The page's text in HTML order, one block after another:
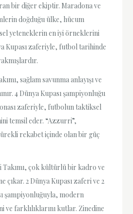
bir diğer ekiptir. Maradona ve
doğduğu ülke, hücum
yeteneklerin en iyi örneklerini
Kupası zaferiyle, futbol tarihinde
sağlam savunma anlayışı ve
4 Dünya Kupası şampiyonluğu
zaferiyle, futbolun taktiksel
temsil eder. “Azzurri”,
rekabet içinde olan bir güç
Takımı, çok kültürlü bir kadro ve
çıkar. 2 Dünya Kupası zaferi ve 2
şampiyonluğuyla, modern
ve farklılıklarını kutlar. Zinedine